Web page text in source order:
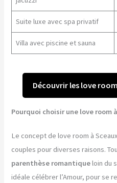
Suite luxe avec spa privatif
Villa avec piscine et sauna
Découvrir les love
Pourquoi choisir une love room
Le concept de love room à
couples pour diverses raisons.
parenthèse romantiqueloin du
idéale célébrer l’Amour, pour se